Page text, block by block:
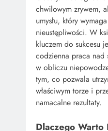
chwilowym zrywem,
umysłu, który
nieustępliwości. W
kluczem do sukcesu
codzienna praca
w obliczu
tym, co pozwala
właściwym torze i
namacalne rezultaty.
Dlaczego Warto